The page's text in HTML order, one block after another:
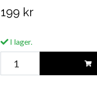
199 kr
I lager.